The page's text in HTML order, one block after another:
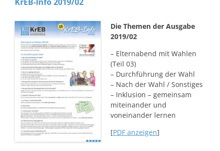
Die Themen der Ausgabe
2019/02
– Elternabend mit Wahlen
(Teil 03)
– Durchführung der Wahl
– Nach der Wahl / Sonstiges
– Inklusion – gemeinsam
miteinander und
voneinander lernen
[PDF anzeigen]